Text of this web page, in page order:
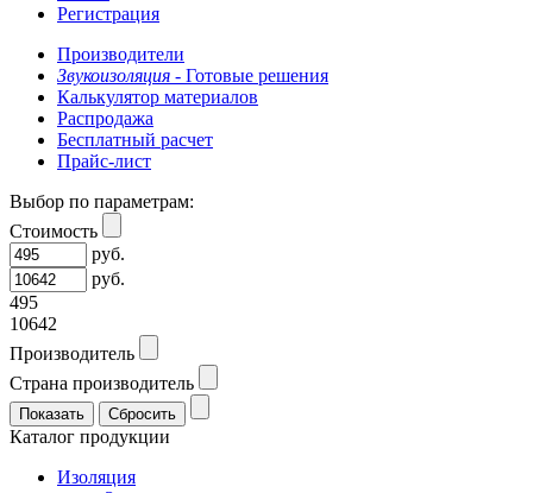
Регистрация
Производители
Звукоизоляция - Готовые решения
Калькулятор материалов
Распродажа
Бесплатный расчет
Прайс-лист
Выбор по параметрам:
Стоимость
руб.
руб.
495
10642
Производитель
Страна производитель
Каталог продукции
Изоляция